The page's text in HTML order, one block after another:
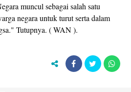
muncul sebagai salah satu
negara untuk turut serta dalam
Tutupnya. ( WAN ).